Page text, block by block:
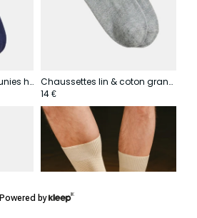
Chaussettes de tennis unies hautes
Chaussettes lin & coton grandes tailles
14 €
Powered by